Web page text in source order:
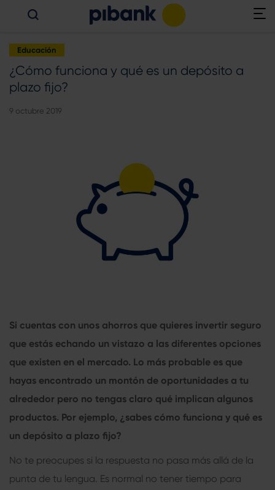
Educación
¿Cómo funciona y qué es un depósito a
plazo fijo?
9 octubre 2019
Si cuentas con unos ahorros que quieres invertir seguro
que estás echando un vistazo a las diferentes opciones
que existen en el mercado. Lo más probable es que
hayas encontrado un montón de oportunidades a tu
alrededor pero no tengas claro qué implican algunos
productos. Por ejemplo, ¿sabes cómo funciona y qué es
un depósito a plazo fijo?
No te preocupes si la respuesta no pasa más allá de la
punta de tu lengua. Es normal no tener tiempo para